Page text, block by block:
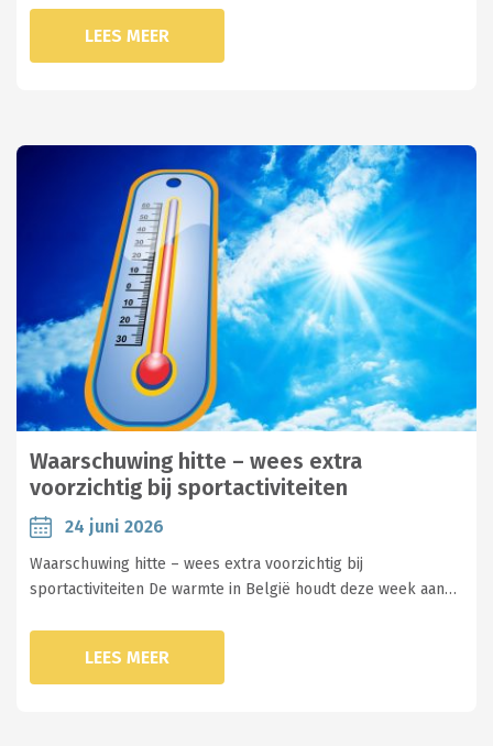
LEES MEER
Waarschuwing hitte – wees extra
voorzichtig bij sportactiviteiten
24 juni 2026
Waarschuwing hitte – wees extra voorzichtig bij
sportactiviteiten De warmte in België houdt deze week aan…
LEES MEER